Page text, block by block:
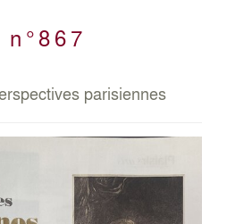
parisiennes